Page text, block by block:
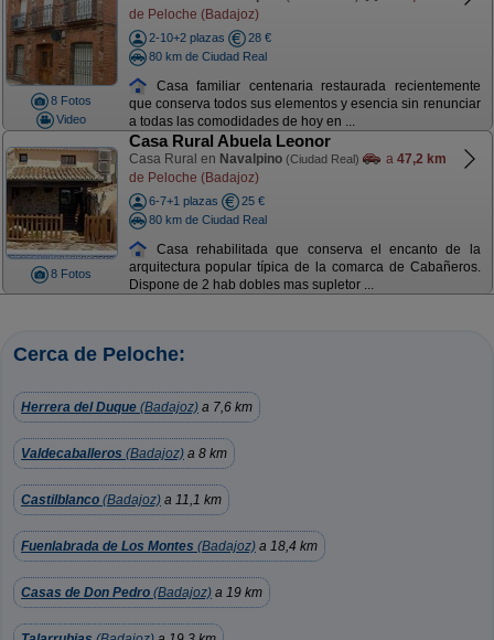
8 Fotos
Video
de Peloche (Badajoz)
2-10+2 plazas
28 €
80 km de Ciudad Real
Casa familiar centenaria restaurada recientemente
que conserva todos sus elementos y esencia sin renunciar
a todas las comodidades de hoy en ...
8 Fotos
Casa Rural Abuela Leonor
Casa Rural en Navalpino (Ciudad Real) a 47,2 km
de Peloche (Badajoz)
6-7+1 plazas
25 €
80 km de Ciudad Real
Casa rehabilitada que conserva el encanto de la
arquitectura popular típica de la comarca de Cabañeros.
Dispone de 2 hab dobles mas supletor ...
Cerca de Peloche:
Herrera del Duque (Badajoz) a 7,6 km
Valdecaballeros (Badajoz) a 8 km
Castilblanco (Badajoz) a 11,1 km
Fuenlabrada de Los Montes (Badajoz) a 18,4 km
Casas de Don Pedro (Badajoz) a 19 km